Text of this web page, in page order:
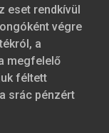
eset rendkívül
végre
a
megfelelő
féltett
srác pénzért